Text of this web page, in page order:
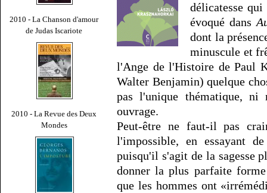
2010 - La Chanson d'amour
de Judas Iscariote
2010 - La Revue des Deux
Mondes
délicatesse
évoqué dans
dont la
minuscule et
l'Ange de l'Histoire de Paul
Walter Benjamin) quelque
pas l'unique thématique,
ouvrage.
Peut-être ne faut-il pas
l'impossible, en essayant
puisqu'il s'agit de la sagesse
donner la plus parfaite
que les hommes ont